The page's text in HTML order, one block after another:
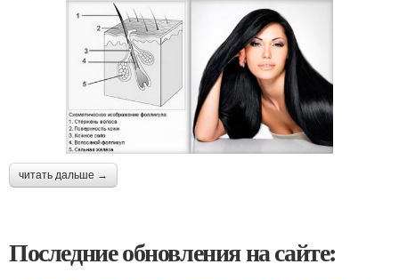
читать дальше →
Последние обновления на сайте: